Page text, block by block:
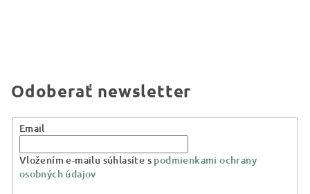
Odoberať newsletter
Email
Vložením e-mailu súhlasíte s podmienkami ochrany
osobných údajov